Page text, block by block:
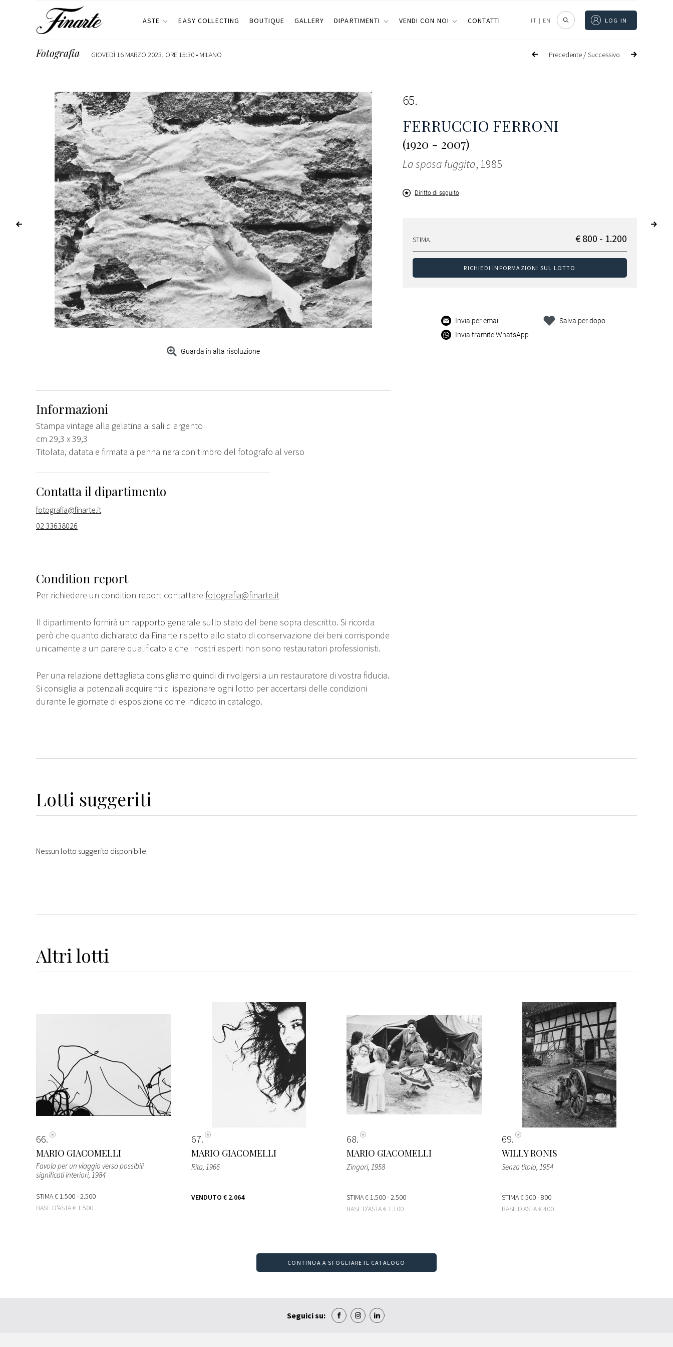
ASTE EASY COLLECTING BOUTIQUE GALLERY DIPARTIMENTI VENDI CON NOI CONTATTI IT | EN LOG IN
Precedente /Successivo
Fotografia GIOVEDÌ 16 MARZO 2023, ORE 15:30 • MILANO
Guarda in alta risoluzione
65
FERRUCCIO FERRONI
(1920 - 2007)
La sposa fuggita, 1985
Diritto di seguito
STIMA € 800 - 1.200
RICHIEDI INFORMAZIONI SUL LOTTO
Invia per email
Invia tramite WhatsApp
Salva per dopo
Informazioni
Stampa vintage alla gelatina ai sali d'argento
cm 29,3 x 39,3
Titolata, datata e firmata a penna nera con timbro del fotografo al verso
Contatta il dipartimento
fotografia@finarte.it
02 33638026
Condition report
Per richiedere un condition report contattare fotografia@finarte.it
Il dipartimento fornirà un rapporto generale sullo stato del bene sopra descritto. Si ricorda
però che quanto dichiarato da Finarte rispetto allo stato di conservazione dei beni corrisponde
unicamente a un parere qualificato e che i nostri esperti non sono restauratori professionisti.
Per una relazione dettagliata consigliamo quindi di rivolgersi a un restauratore di vostra fiducia.
Si consiglia ai potenziali acquirenti di ispezionare ogni lotto per accertarsi delle condizioni
durante le giornate di esposizione come indicato in catalogo.
Lotti suggeriti
Nessun lotto suggerito disponibile.
Altri lotti
66
MARIO GIACOMELLI
Favola per un viaggio verso possibili
significati interiori, 1984
STIMA€ 1.500 - 2.500
BASE D'ASTA€ 1.500
67
MARIO GIACOMELLI
Rita, 1966
VENDUTO € 2.064
68
MARIO GIACOMELLI
Zingari, 1958
STIMA€ 1.500 - 2.500
BASE D'ASTA€ 1.100
69
WILLY RONIS
Senza titolo, 1954
STIMA€ 500 - 800
BASE D'ASTA€ 400
CONTINUA A SFOGLIARE IL CATALOGO
Seguici su: